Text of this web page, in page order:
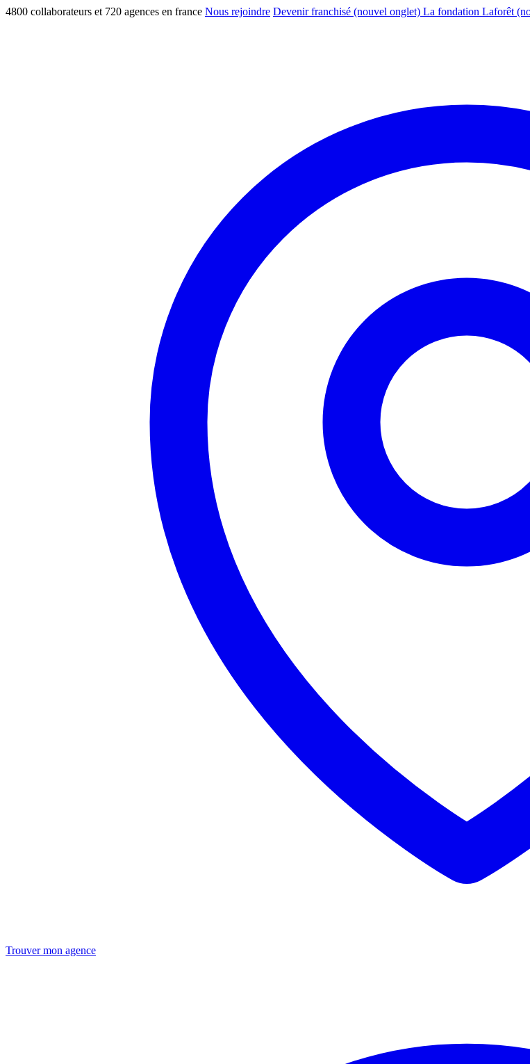
4800 collaborateurs et 720 agences en france Nous rejoindre Devenir franchisé (nouvel onglet) La fondation Laforêt
Trouver mon agence